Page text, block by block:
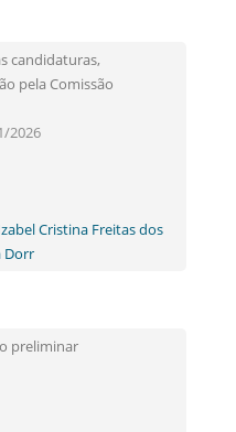
candidaturas,
pela Comissão
2026
Cristina Freitas dos
Dorr
preliminar